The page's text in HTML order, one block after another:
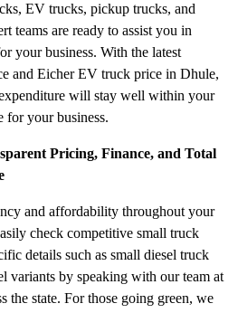
EV trucks, pickup trucks, and
teams are ready to assist you in
your business. With the latest
and Eicher EV truck price in Dhule,
will stay well within your
for your business.
Pricing, Finance, and Total
and affordability throughout your
check competitive small truck
details such as small diesel truck
variants by speaking with our team at
the state. For those going green, we